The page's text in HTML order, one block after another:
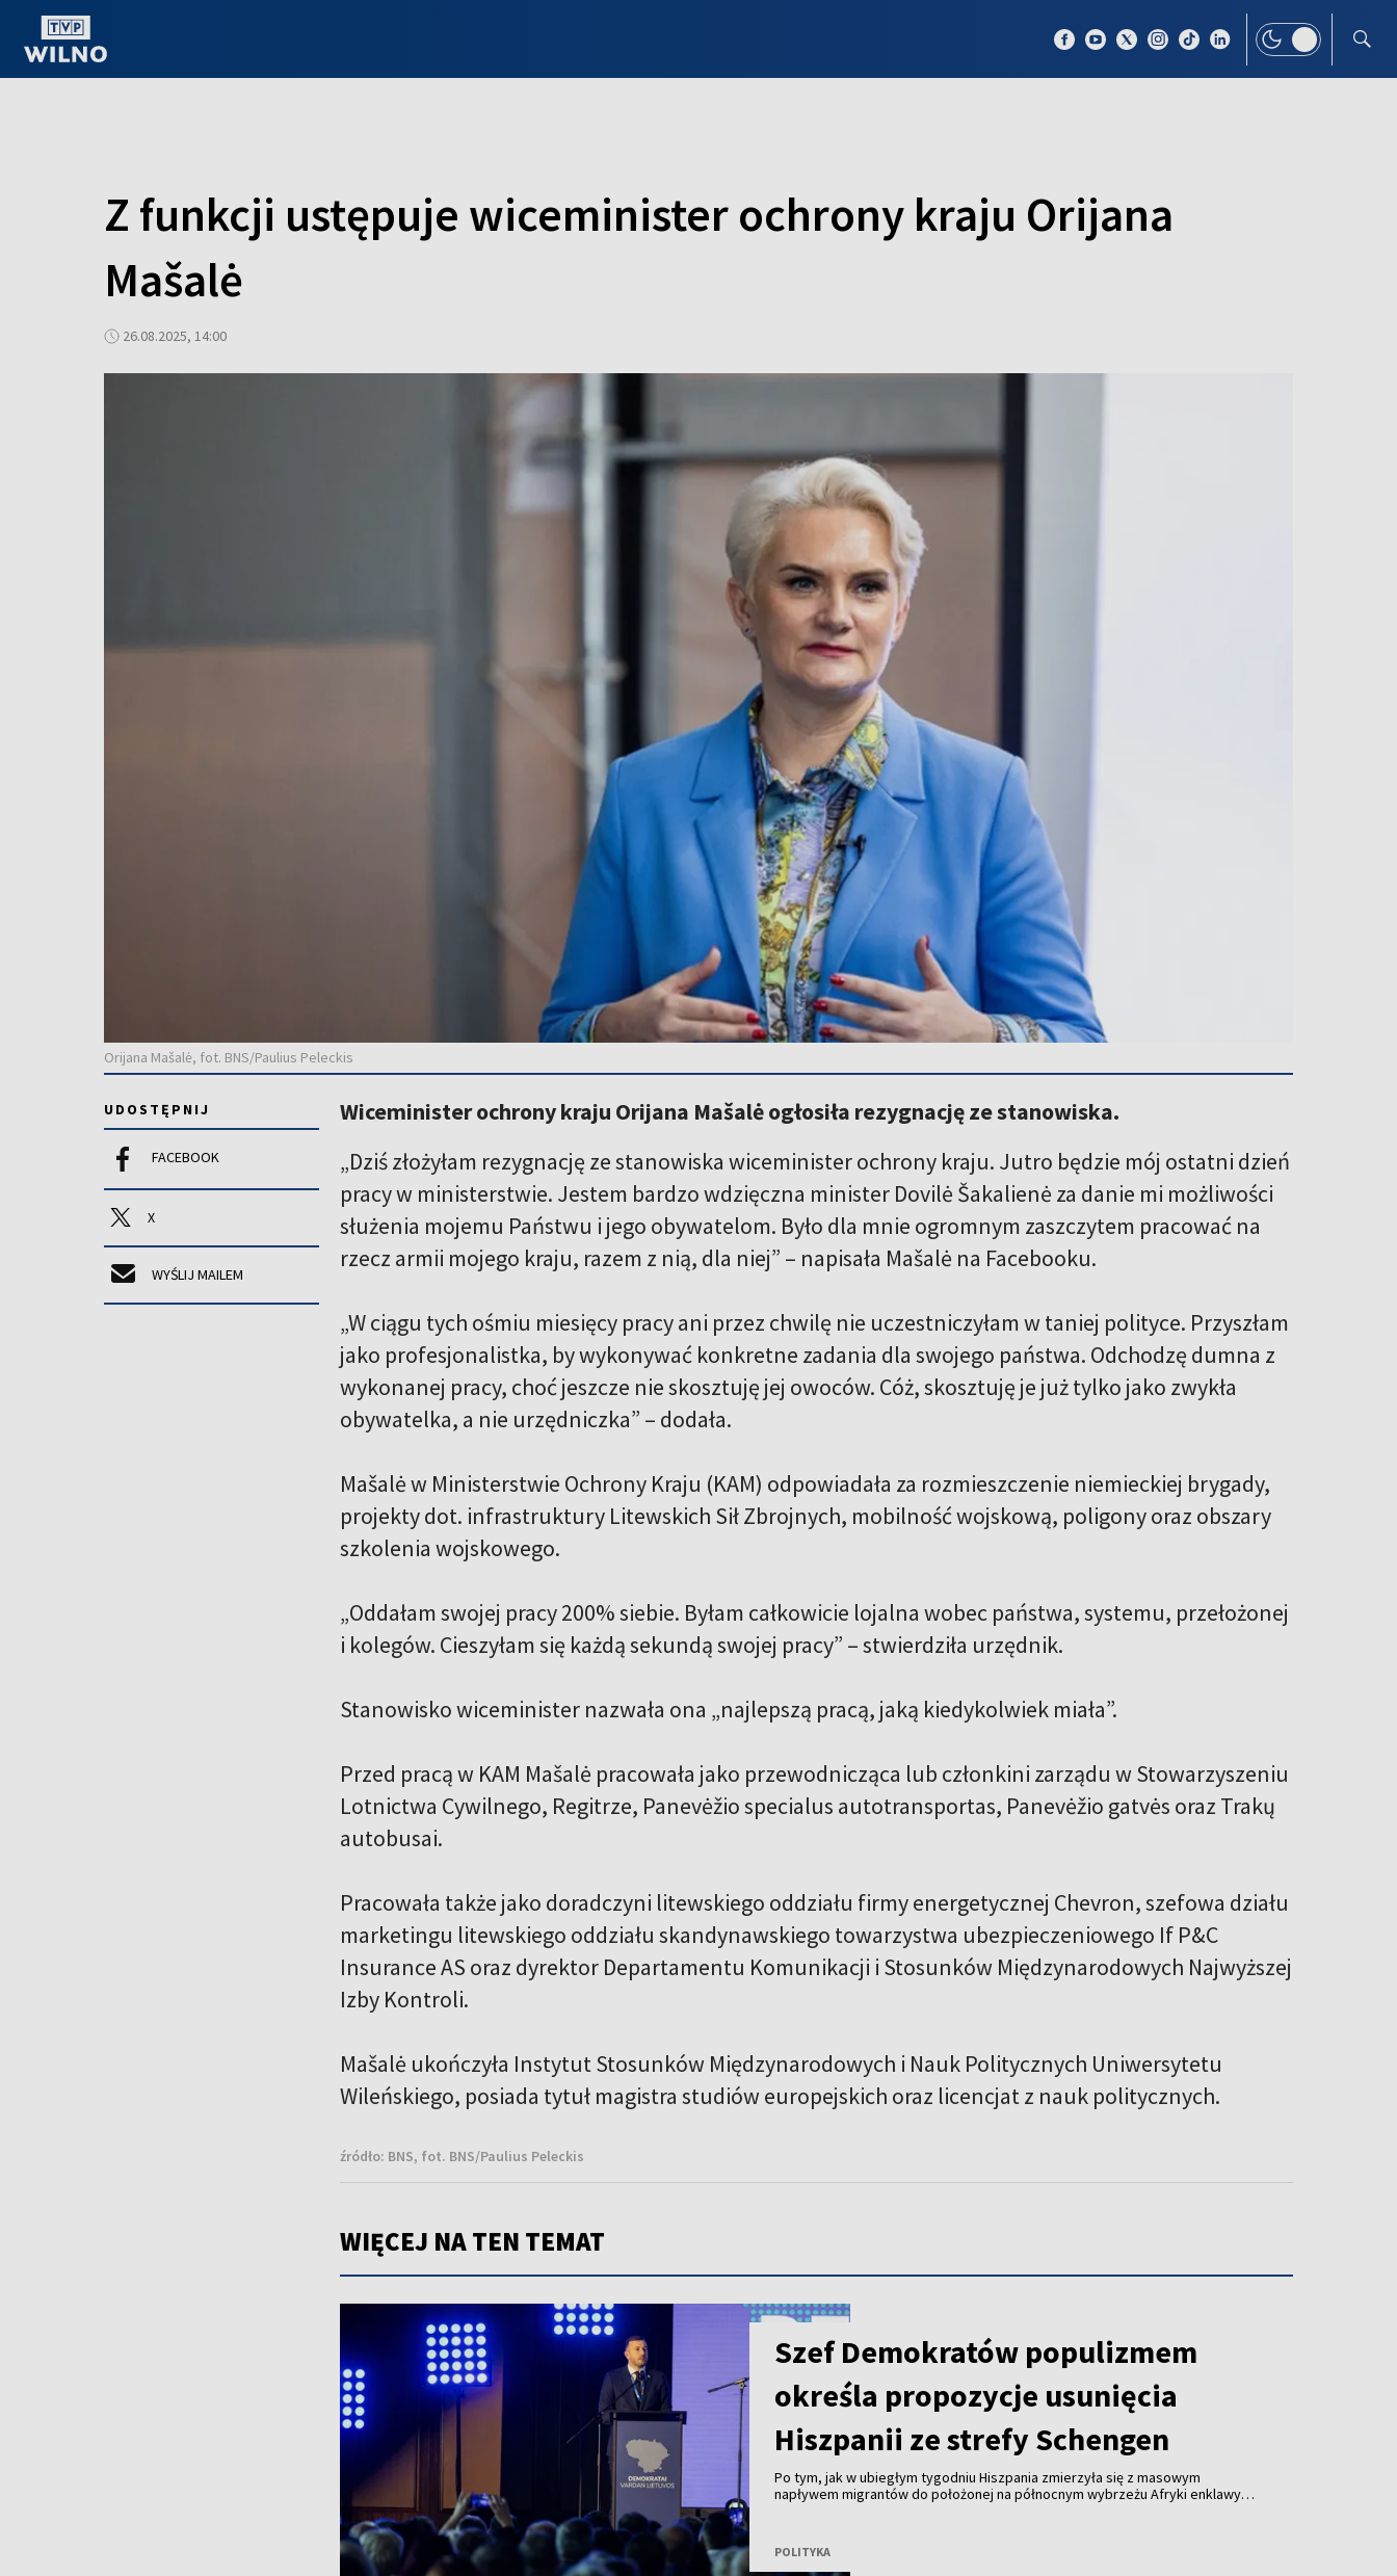
Z funkcji ustępuje wiceminister ochrony kraju Orijana
Mašalė
26.08.2025, 14:00
Orijana Mašalė, fot. BNS/Paulius Peleckis
UDOSTĘPNIJ
FACEBOOK
X
WYŚLIJ MAILEM
Wiceminister ochrony kraju Orijana Mašalė ogłosiła rezygnację ze stanowiska.
„Dziś złożyłam rezygnację ze stanowiska wiceminister ochrony kraju. Jutro będzie mój ostatni dzień
pracy w ministerstwie. Jestem bardzo wdzięczna minister Dovilė Šakalienė za danie mi możliwości
służenia mojemu Państwu i jego obywatelom. Było dla mnie ogromnym zaszczytem pracować na
rzecz armii mojego kraju, razem z nią, dla niej” – napisała Mašalė na Facebooku.
„W ciągu tych ośmiu miesięcy pracy ani przez chwilę nie uczestniczyłam w taniej polityce. Przyszłam
jako profesjonalistka, by wykonywać konkretne zadania dla swojego państwa. Odchodzę dumna z
wykonanej pracy, choć jeszcze nie skosztuję jej owoców. Cóż, skosztuję je już tylko jako zwykła
obywatelka, a nie urzędniczka” – dodała.
Mašalė w Ministerstwie Ochrony Kraju (KAM) odpowiadała za rozmieszczenie niemieckiej brygady,
projekty dot. infrastruktury Litewskich Sił Zbrojnych, mobilność wojskową, poligony oraz obszary
szkolenia wojskowego.
„Oddałam swojej pracy 200% siebie. Byłam całkowicie lojalna wobec państwa, systemu, przełożonej
i kolegów. Cieszyłam się każdą sekundą swojej pracy” – stwierdziła urzędnik.
Stanowisko wiceminister nazwała ona „najlepszą pracą, jaką kiedykolwiek miała”.
Przed pracą w KAM Mašalė pracowała jako przewodnicząca lub członkini zarządu w Stowarzyszeniu
Lotnictwa Cywilnego, Regitrze, Panevėžio specialus autotransportas, Panevėžio gatvės oraz Trakų
autobusai.
Pracowała także jako doradczyni litewskiego oddziału firmy energetycznej Chevron, szefowa działu
marketingu litewskiego oddziału skandynawskiego towarzystwa ubezpieczeniowego If P&C
Insurance AS oraz dyrektor Departamentu Komunikacji i Stosunków Międzynarodowych Najwyższej
Izby Kontroli.
Mašalė ukończyła Instytut Stosunków Międzynarodowych i Nauk Politycznych Uniwersytetu
Wileńskiego, posiada tytuł magistra studiów europejskich oraz licencjat z nauk politycznych.
źródło: BNS, fot. BNS/Paulius Peleckis
WIĘCEJ NA TEN TEMAT
Szef Demokratów populizmem
określa propozycje usunięcia
Hiszpanii ze strefy Schengen
Po tym, jak w ubiegłym tygodniu Hiszpania zmierzyła się z masowym
napływem migrantów do położonej na północnym wybrzeżu Afryki enklawy
strefy Schengen są przejawem populizmu.
POLITYKA